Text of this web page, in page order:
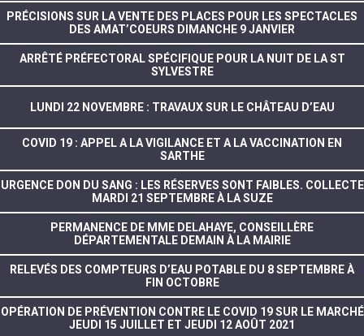
PRÉCISIONS SUR LA VENTE DES PLACES POUR LES SPECTACLES
DES AMAT’COEURS DIMANCHE 9 JANVIER
ARRÊTÉ PRÉFECTORAL SPÉCIFIQUE POUR LA NUIT DE LA ST
SYLVESTRE
LUNDI 22 NOVEMBRE : TRAVAUX SUR LE CHÂTEAU D’EAU
COVID 19 : APPEL A LA VIGILANCE ET A LA VACCINATION EN
SARTHE
URGENCE DON DU SANG : LES RÉSERVES SONT FAIBLES. COLLECTE
MARDI 21 SEPTEMBRE À LA SUZE
PERMANENCE DE MME DELAHAYE, CONSEILLÈRE
DÉPARTEMENTALE DEMAIN À LA MAIRIE
RELEVÉS DES COMPTEURS D’EAU POTABLE DU 8 SEPTEMBRE À
FIN OCTOBRE
OPÉRATION DE PRÉVENTION CONTRE LE COVID 19 SUR LE MARCHÉ
JEUDI 15 JUILLET ET JEUDI 12 AOÛT 2021